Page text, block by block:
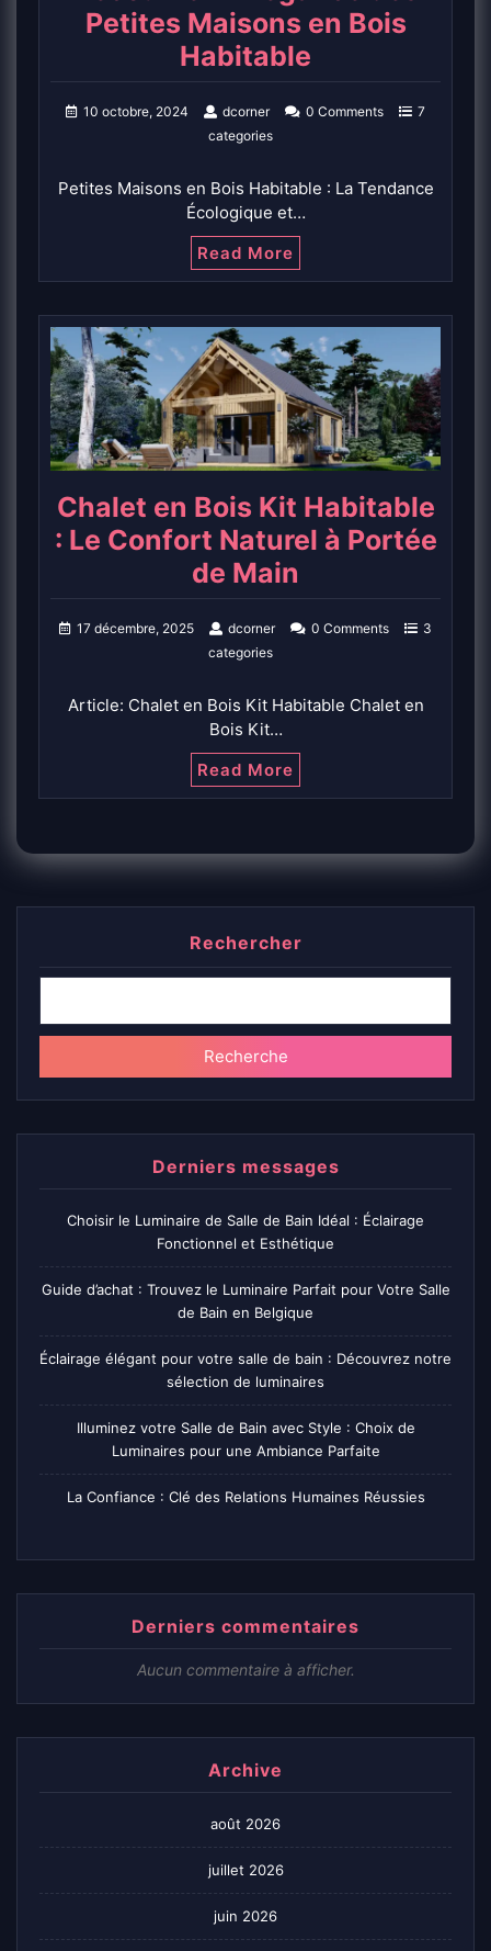
Petites Maisons en Bois
Habitable
10 octobre, 2024 dcorner 0 Comments
7
categories
Petites Maisons en Bois Habitable : La Tendance
Écologique et…
Read More
Chalet en Bois Kit Habitable
: Le Confort Naturel à Portée
de Main
17 décembre, 2025 dcorner 0 Comments
3
categories
Article: Chalet en Bois Kit Habitable Chalet en
Bois Kit…
Read More
Rechercher
Recherche
Derniers messages
Choisir le Luminaire de Salle de Bain Idéal : Éclairage
Fonctionnel et Esthétique
Guide d’achat : Trouvez le Luminaire Parfait pour Votre Salle
de Bain en Belgique
Éclairage élégant pour votre salle de bain : Découvrez notre
sélection de luminaires
Illuminez votre Salle de Bain avec Style : Choix de
Luminaires pour une Ambiance Parfaite
La Confiance : Clé des Relations Humaines Réussies
Derniers commentaires
Aucun commentaire à afficher.
Archive
août 2026
juillet 2026
juin 2026